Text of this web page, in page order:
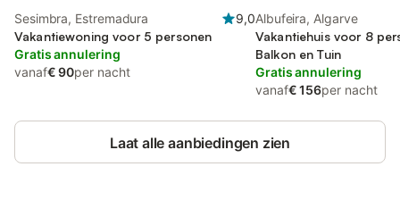
Sesimbra, Estremadura
9,0
Vakantiewoning voor 5 personen
Gratis annulering
vanaf€ 90per nacht
Albufeira, Algarve
Vakantiehuis voor 8
Balkon en Tuin
Gratis annulering
vanaf€ 156per nacht
Laat alle aanbiedingen zien